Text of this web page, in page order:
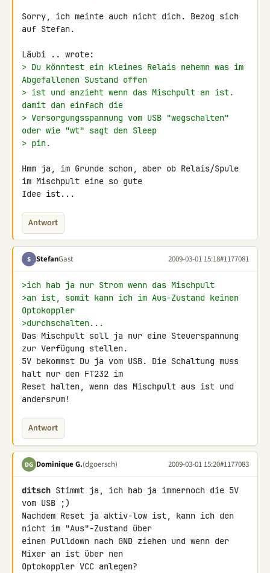
Sorry, ich meinte auch nicht dich. Bezog sich
auf Stefan.
> Du könntest ein kleines Relais nehemn was im
Abgefallenen Sustand offen
> ist und anzieht wenn das Mischpult an ist.
damit dan einfach die
> Versorgungsspannung vom USB "wegschalten"
oder wie "wt" sagt den Sleep
> pin.
Hmm ja, im Grunde schon, aber ob Relais/Spule
im Mischpult eine so gute
Idee ist...
Antwort
S StefanGast 2009-03-01 15:18#1177081
>ich hab ja nur Strom wenn das Mischpult
>an ist, somit kann ich im Aus-Zustand keinen
Optokoppler
>durchschalten...
Das Mischpult soll ja nur eine Steuerspannung
zur Verfügung stellen.
5V bekommst Du ja vom USB. Die Schaltung muss
halt nur den FT232 im
Reset halten, wenn das Mischpult aus ist und
andersrum!
Antwort
DG Dominique G.(dgoersch) 2009-03-01 15:20#1177083
ditsch Stimmt ja, ich hab ja immernoch die 5V
vom USB ;)
Nachdem Reset ja aktiv-low ist, kann ich den
nicht im "Aus"-Zustand über
einen Pulldown nach GND ziehen und wenn der
Mixer an ist über nen
Optokoppler VCC anlegen?